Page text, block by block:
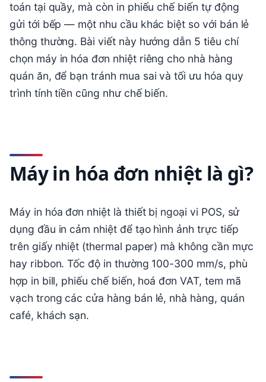
toán tại quầy, mà còn in phiếu chế biến tự động
gửi tới bếp — một nhu cầu khác biệt so với bán lẻ
thông thường. Bài viết này hướng dẫn 5 tiêu chí
chọn máy in hóa đơn nhiệt riêng cho nhà hàng
quán ăn, để bạn tránh mua sai và tối ưu hóa quy
trình tính tiền cũng như chế biến.
Máy in hóa đơn nhiệt là gì?
Máy in hóa đơn nhiệt là thiết bị ngoại vi POS, sử
dụng đầu in cảm nhiệt để tạo hình ảnh trực tiếp
trên giấy nhiệt (thermal paper) mà không cần mực
hay ribbon. Tốc độ in thường 100-300 mm/s, phù
hợp in bill, phiếu chế biến, hoá đơn VAT, tem mã
vạch trong các cửa hàng bán lẻ, nhà hàng, quán
café, khách sạn.